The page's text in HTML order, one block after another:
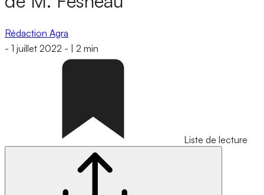
Rédaction Agra
- 1 juillet 2022 - 2 min
Liste de lecture